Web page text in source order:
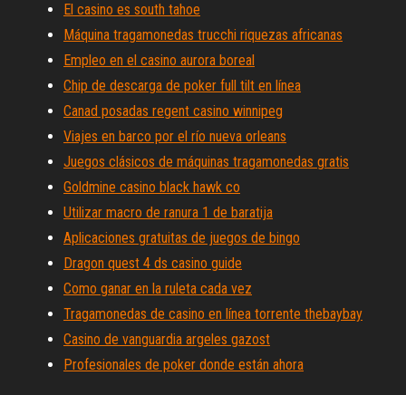
El casino es south tahoe
Máquina tragamonedas trucchi riquezas africanas
Empleo en el casino aurora boreal
Chip de descarga de poker full tilt en línea
Canad posadas regent casino winnipeg
Viajes en barco por el río nueva orleans
Juegos clásicos de máquinas tragamonedas gratis
Goldmine casino black hawk co
Utilizar macro de ranura 1 de baratija
Aplicaciones gratuitas de juegos de bingo
Dragon quest 4 ds casino guide
Como ganar en la ruleta cada vez
Tragamonedas de casino en línea torrente thebaybay
Casino de vanguardia argeles gazost
Profesionales de poker donde están ahora